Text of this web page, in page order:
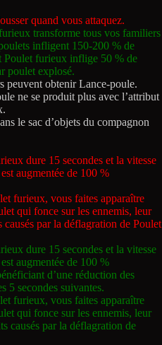
quand vous attaquez.
transforme tous vos familiers
infligent 150-200 % de
Poulet furieux inflige 50 % de
poulet explosé.
peuvent obtenir Lance-poule.
ne se produit plus avec l’attribut
le sac d’objets du compagnon
dure 15 secondes et la vitesse
augmentée de 100 %
furieux, vous faites apparaître
qui fonce sur les ennemis, leur
par la déflagration de Poulet
dure 15 secondes et la vitesse
augmentée de 100 %
d’une réduction des
5 secondes suivantes.
furieux, vous faites apparaître
qui fonce sur les ennemis, leur
causés par la déflagration de